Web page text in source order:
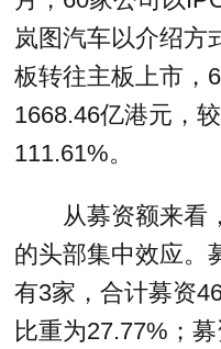
岚图汽车以介绍方
板转往主板上市，
1668.46亿港元，
111.61%。
从募资额来看
的头部集中效应。
有3家，合计募资
比重为27.77%；